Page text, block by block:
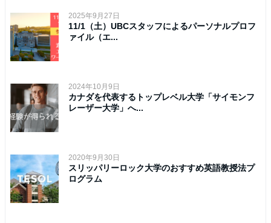
2025年9月27日
11/1（土）UBCスタッフによるパーソナルプロフ
ァイル（エ...
2024年10月9日
カナダを代表するトップレベル大学「サイモンフ
レーザー大学」へ...
2020年9月30日
スリッパリーロック大学のおすすめ英語教授法プ
ログラム